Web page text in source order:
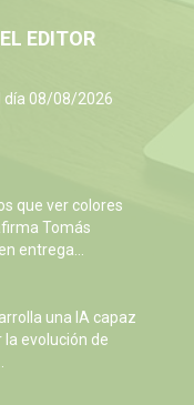
EDITOR
día 08/08/2026
que ver colores
Tomás
entrega...
una IA capaz
la evolución de